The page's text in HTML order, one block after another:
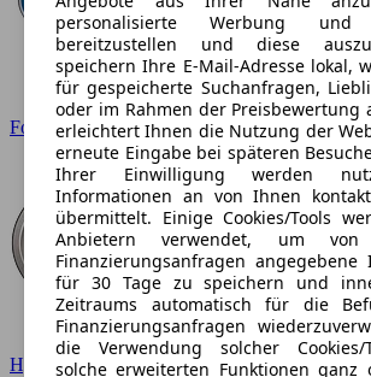
Ford
Hyundai
personalisierte Werbung und
bereitzustellen und diese
speichern Ihre E-Mail-Adresse lokal,
für gespeicherte Suchanfragen,
oder im Rahmen der Preisbewertung
erleichtert Ihnen die Nutzung der
erneute Eingabe bei späteren
Ihrer Einwilligung werden
Informationen an von Ihnen
übermittelt. Einige Cookies/Tools
Anbietern verwendet, um
Finanzierungsanfragen angegebene
für 30 Tage zu speichern und
Zeitraums automatisch für die
Finanzierungsanfragen
die Verwendung solcher Cookies/
solche erweiterten Funktionen ganz